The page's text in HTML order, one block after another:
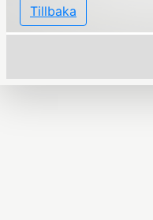
Tillbaka